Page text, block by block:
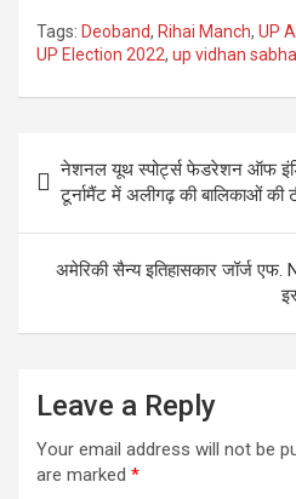
Tags: Deoband, Rihai Manch, UP
UP Election 2022, up vidhan
Post
navigation
नेशनल यूथ स्पोर्ट्स फेडरेशन ऑफ
टूर्नामैंट में अलीगढ़ की बालिकाओं की
अमेरिकी सैन्य इतिहासकार जॉर्ज एफ.
Leave a Reply
Your email address will not be
are marked *